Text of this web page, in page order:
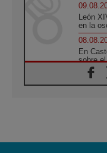
León
en la
En
sobre
En